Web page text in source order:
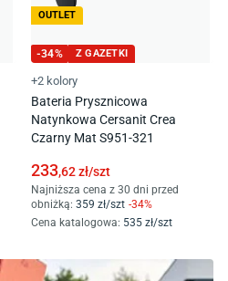
OUTLET
-34% Z GAZETKI
+2 kolory
Bateria Prysznicowa
Natynkowa Cersanit Crea
Czarny Mat S951-321
233,62zł/szt
Najniższa cena z 30 dni przed
obniżką: 359 zł/szt -34%
Cena katalogowa: 535 zł/szt